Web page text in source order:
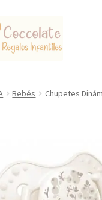
y Juguetería
Bebés
Chupetes